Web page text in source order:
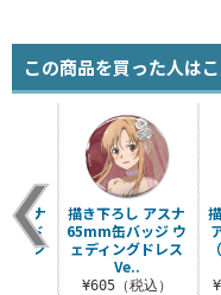
この商品を買った人は
スナ
ンド
ィン
描き下ろし アスナ
65mm缶バッジ ウ
ェディングドレス
Ve..
¥605（税込）